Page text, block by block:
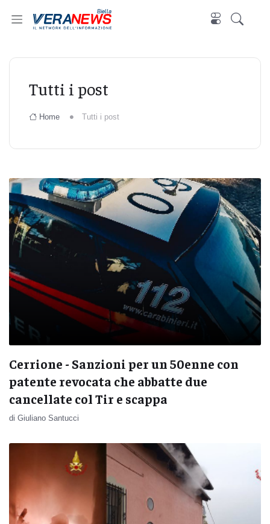
Biella
Tutti i post
Home Tutti i post
Cerrione - Sanzioni per un 50enne con
patente revocata che abbatte due
cancellate col Tir e scappa
di Giuliano Santucci